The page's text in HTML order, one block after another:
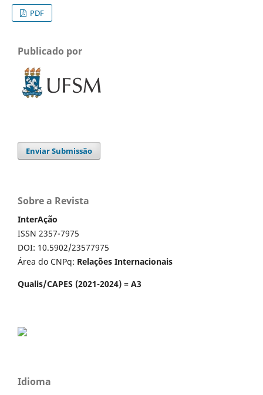
PDF
Publicado por
Enviar Submissão
Sobre a Revista
InterAção
ISSN 2357-7975
DOI: 10.5902/23577975
Área do CNPq: Relações Internacionais
Qualis/CAPES (2021-2024) = A3
Idioma